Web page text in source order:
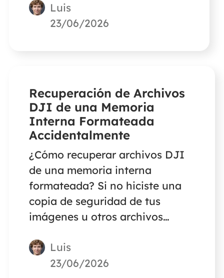
juegos, ¡no te preocupes! Este
artículo te explicará formas
Luis
23/06/2026
Recuperación de Archivos
DJI de una Memoria
Interna Formateada
Accidentalmente
¿Cómo recuperar archivos DJI
de una memoria interna
formateada? Si no hiciste una
copia de seguridad de tus
imágenes u otros archivos
puedes utilizar un software de
recuperación de datos de
Luis
23/06/2026